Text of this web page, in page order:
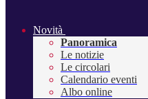
Novità
Panoramica
Le notizie
Le circolari
Calendario eventi
Albo online